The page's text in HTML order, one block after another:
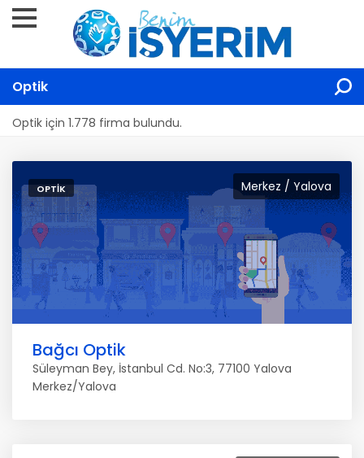
Optik
Optik için 1.778 firma bulundu.
Merkez / Yalova
OPTIK
Bağcı Optik
Süleyman Bey, İstanbul Cd. No:3, 77100 Yalova
Merkez/Yalova